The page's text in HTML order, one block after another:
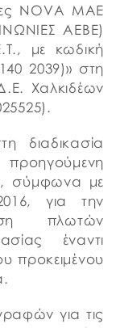
NOVA MAE
ΑΕΒΕ)
με κωδική
2039)» στη
Χαλκιδέων
διαδικασία
σύμφωνα με
για την
πλωτών
έναντι
προκειμένου
για τις